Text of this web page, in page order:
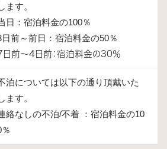
ます。
日：宿泊料金の100％
日前～前日：宿泊料金の50％
日前～4日前：宿泊料金の30％
泊については以下の通り頂戴いた
ます。
絡なしの不泊/不着 ：宿泊料金の10
％